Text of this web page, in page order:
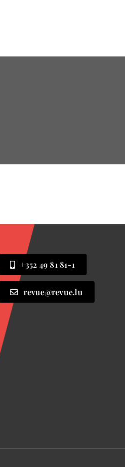
+352 49 81 81-1
revue@revue.lu